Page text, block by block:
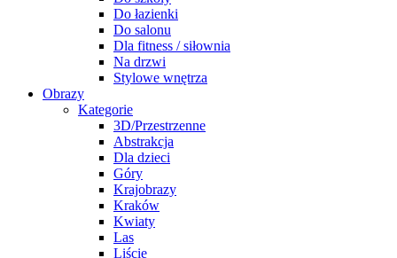
Do łazienki
Do salonu
Dla fitness / siłownia
Na drzwi
Stylowe wnętrza
Obrazy
Kategorie
3D/Przestrzenne
Abstrakcja
Dla dzieci
Góry
Krajobrazy
Kraków
Kwiaty
Las
Liście